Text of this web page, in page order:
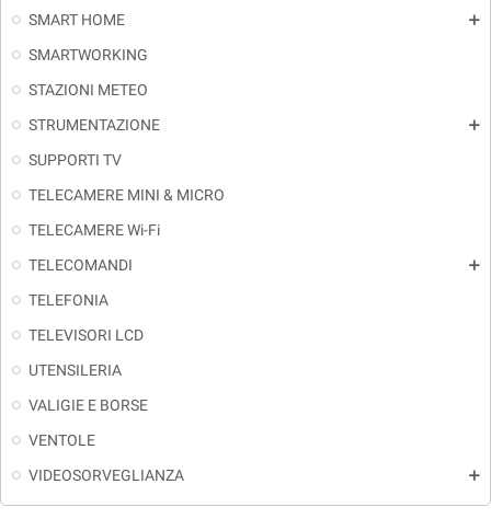
SMART HOME
add
SMARTWORKING
STAZIONI METEO
STRUMENTAZIONE
add
SUPPORTI TV
TELECAMERE MINI & MICRO
TELECAMERE Wi-Fi
TELECOMANDI
add
TELEFONIA
TELEVISORI LCD
UTENSILERIA
VALIGIE E BORSE
VENTOLE
VIDEOSORVEGLIANZA
add